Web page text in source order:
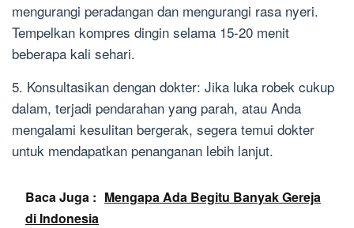
mengurangi peradangan dan mengurangi rasa nyeri.
Tempelkan kompres dingin selama 15-20 menit
beberapa kali sehari.
5. Konsultasikan dengan dokter: Jika luka robek cukup
dalam, terjadi pendarahan yang parah, atau Anda
mengalami kesulitan bergerak, segera temui dokter
untuk mendapatkan penanganan lebih lanjut.
Baca Juga : Mengapa Ada Begitu Banyak Gereja
di Indonesia